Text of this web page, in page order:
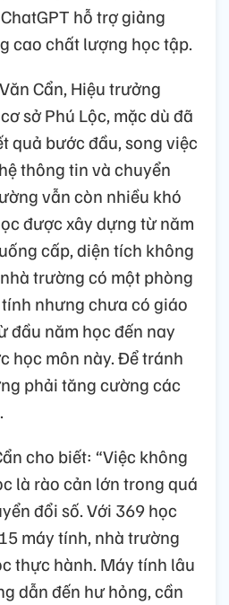
hỗ trợ giảng
cao chất lượng học tập.
Cẩn, Hiệu trưởng
sở Phú Lộc, mặc dù đã
quả bước đầu, song việc
thông tin và chuyển
vẫn còn nhiều khó
được xây dựng từ năm
cấp, diện tích không
trường có một phòng
nhưng chưa có giáo
đầu năm học đến nay
học môn này. Để tránh
phải tăng cường các
cho biết: “Việc không
là rào cản lớn trong quá
đổi số. Với 369 học
máy tính, nhà trường
thực hành. Máy tính lâu
dẫn đến hư hỏng, cần